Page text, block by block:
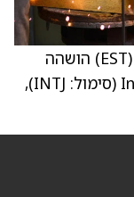
. בשעה 19:50 לפי שעון החוף המזרחי (EST) הושהה
המסחר במניית Intelligent Group Ltd (סימול: INTJ),